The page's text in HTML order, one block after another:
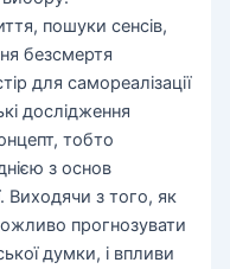
пошуки сенсів,
безсмертя
для самореалізації
дослідження
тобто
з основ
Виходячи з того, як
прогнозувати
думки, і впливи